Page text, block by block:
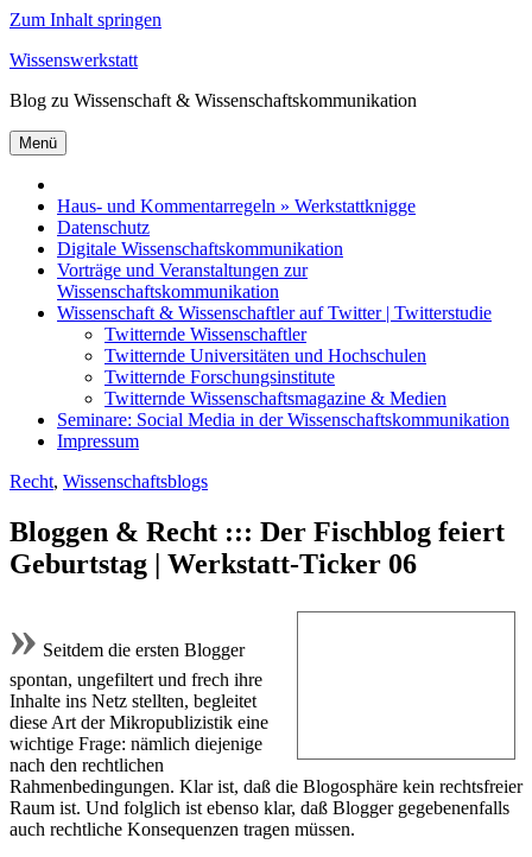
Zum Inhalt springen
Wissenswerkstatt
Blog zu Wissenschaft & Wissenschaftskommunikation
Menü
Haus- und Kommentarregeln » Werkstattknigge
Datenschutz
Digitale Wissenschaftskommunikation
Vorträge und Veranstaltungen zur
Wissenschaftskommunikation
Wissenschaft & Wissenschaftler auf Twitter | Twitterstudie
Twitternde Wissenschaftler
Twitternde Universitäten und Hochschulen
Twitternde Forschungsinstitute
Twitternde Wissenschaftsmagazine & Medien
Seminare: Social Media in der Wissenschaftskommunikation
Impressum
Recht, Wissenschaftsblogs
Bloggen & Recht ::: Der Fischblog feiert
Geburtstag | Werkstatt-Ticker 06
» Seitdem die ersten Blogger
spontan, ungefiltert und frech ihre
Inhalte ins Netz stellten, begleitet
diese Art der Mikropublizistik eine
wichtige Frage: nämlich diejenige
nach den rechtlichen
Rahmenbedingungen. Klar ist, daß die Blogosphäre kein rechtsfreier
Raum ist. Und folglich ist ebenso klar, daß Blogger gegebenenfalls
auch rechtliche Konsequenzen tragen müssen.